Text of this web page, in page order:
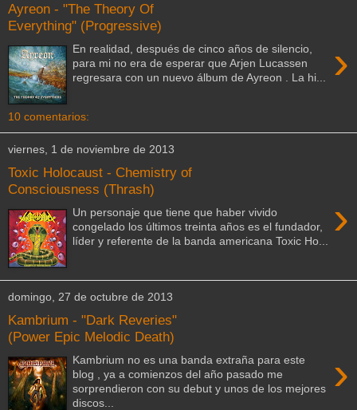
Ayreon - "The Theory Of
Everything" (Progressive)
›
En realidad, después de cinco años de silencio,
para mi no era de esperar que Arjen Lucassen
regresara con un nuevo álbum de Ayreon . La hi...
10 comentarios:
viernes, 1 de noviembre de 2013
Toxic Holocaust - Chemistry of
Consciousness (Thrash)
›
Un personaje que tiene que haber vivido
congelado los últimos treinta años es el fundador,
líder y referente de la banda americana Toxic Ho...
domingo, 27 de octubre de 2013
Kambrium - "Dark Reveries"
(Power Epic Melodic Death)
›
Kambrium no es una banda extraña para este
blog , ya a comienzos del año pasado me
sorprendieron con su debut y unos de los mejores
discos...